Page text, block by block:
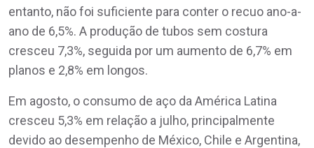
entanto, não foi suficiente para conter o recuo ano-a-
ano de 6,5%. A produção de tubos sem costura
cresceu 7,3%, seguida por um aumento de 6,7% em
planos e 2,8% em longos.
Em agosto, o consumo de aço da América Latina
cresceu 5,3% em relação a julho, principalmente
devido ao desempenho de México, Chile e Argentina,